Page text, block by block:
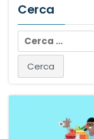
Cerca
Ricerca
per: